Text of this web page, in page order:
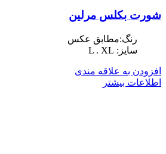
شورت بکلس مرلین
رنگ:مطابق عکس
سایز: L . XL
افزودن به علاقه مندی
اطلاعات بیشتر